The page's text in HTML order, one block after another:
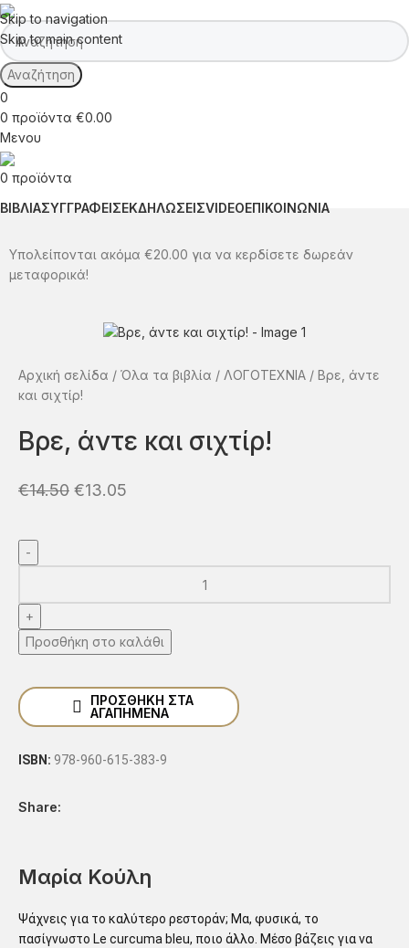
Skip to navigation
Skip to main content
Αναζήτηση
0
0 προϊόντα €0.00
Μενου
0 προϊόντα
ΒΙΒΛΙΑΣΥΓΓΡΑΦΕΙΣΕΚΔΗΛΩΣΕΙΣVIDEOΕΠΙΚΟΙΝΩΝΙΑ
Υπολείπονται ακόμα €20.00 για να κερδίσετε δωρεάν
μεταφορικά!
Αρχική σελίδα Όλα τα βιβλία ΛΟΓΟΤΕΧΝΙΑ
Βρε, άντε
και σιχτίρ!
Βρε, άντε και σιχτίρ!
€14.50 €13.05
Προσθήκη στο καλάθι
ΠΡΟΣΘΉΚΗ ΣΤΑ
ΑΓΑΠΗΜΈΝΑ
ISBN: 978-960-615-383-9
Share:
Μαρία Κούλη
Ψάχνεις για το καλύτερο ρεστοράν; Μα, φυσικά, το
πασίγνωστο Le curcuma bleu, ποιο άλλο. Μέσο βάζεις για να